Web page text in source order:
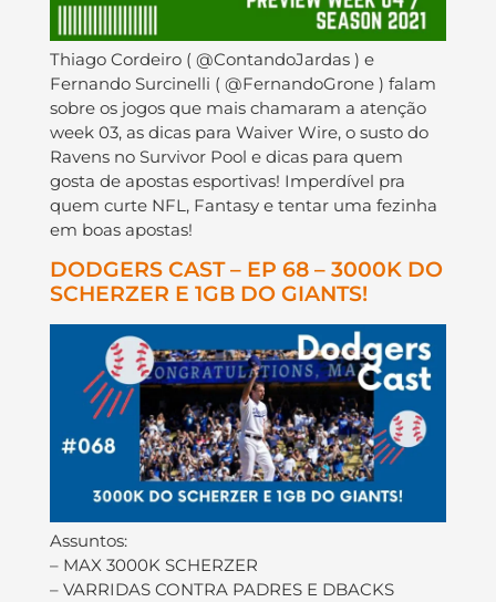
Thiago Cordeiro ( @ContandoJardas ) e
Fernando Surcinelli ( @FernandoGrone ) falam
sobre os jogos que mais chamaram a atenção
week 03, as dicas para Waiver Wire, o susto do
Ravens no Survivor Pool e dicas para quem
gosta de apostas esportivas! Imperdível pra
quem curte NFL, Fantasy e tentar uma fezinha
em boas apostas!
DODGERS CAST – EP 68 – 3000K DO
SCHERZER E 1GB DO GIANTS!
Assuntos:
– MAX 3000K SCHERZER
– VARRIDAS CONTRA PADRES E DBACKS